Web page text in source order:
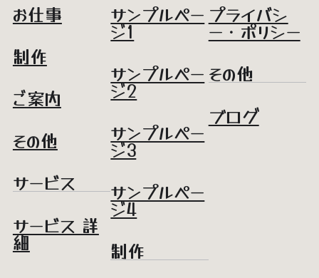
お仕事
制作
ご案内
その他
サービス
サービス 詳
細
サンプルペー
ジ1
サンプルペー
ジ2
サンプルペー
ジ3
サンプルペー
ジ4
制作
プライバシ
ー・ポリシー
その他
ブログ